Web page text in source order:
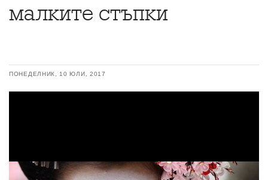
малките стъпки
ПОНЕДЕЛНИК, 10 ЮЛИ, 2017